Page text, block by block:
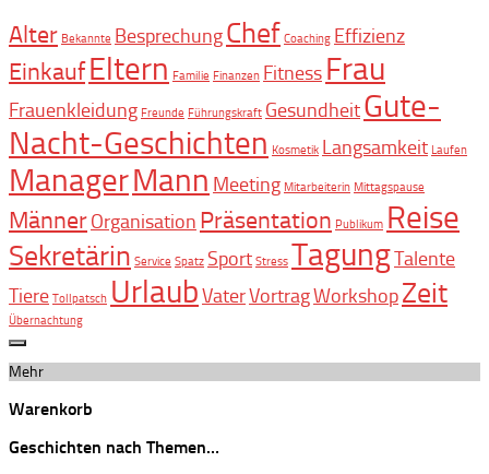
Alter Bekannte Besprechung Chef Coaching Effizienz
EinkaufEltern Familie Finanzen Fitness Frau
Frauenkleidung Freunde Führungskraft Gesundheit Gute-
Nacht-Geschichten Kosmetik Langsamkeit Laufen
ManagerMann Meeting Mitarbeiterin Mittagspause
Männer Organisation Präsentation Publikum Reise
Sekretärin Service Spatz Sport Stress TagungTalente
Tiere Tollpatsch Urlaub VaterVortragWorkshop Zeit
Übernachtung
Mehr
Warenkorb
Geschichten nach Themen…